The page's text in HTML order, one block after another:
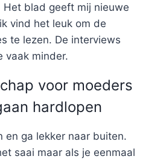
Het blad geeft mij nieuwe
vind het leuk om de
te lezen. De interviews
vaak minder.
voor moeders
hardlopen
en ga lekker naar buiten.
saai maar als je eenmaal